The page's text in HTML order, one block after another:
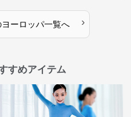
ヨーロッパ一覧へ ›
すめアイテム